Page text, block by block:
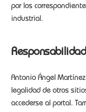
por los
industrial.
Antonio Ángel
legalidad de otros
accederse al portal.